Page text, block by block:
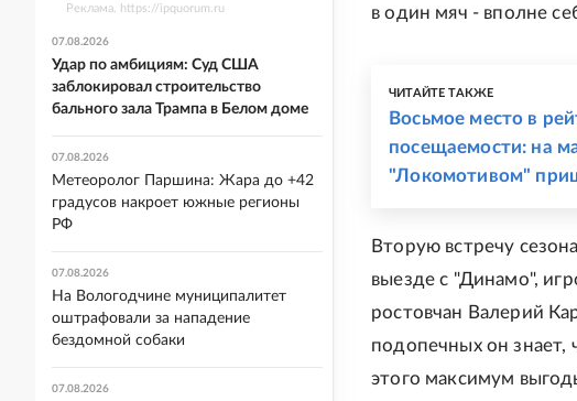
в один мяч - вполне
ЧИТАЙТЕ ТАКЖЕ
Восьмое место в
посещаемости: на
"Локомотивом"
Вторую встречу
выезде с "Динамо",
ростовчан Валерий
подопечных он знает,
этого максимум
Реклама. https://ipquorum.ru
07.08.2026
Удар по амбициям: Суд США
заблокировал строительство
бального зала Трампа в Белом доме
07.08.2026
Метеоролог Паршина: Жара до +42
градусов накроет южные регионы
РФ
07.08.2026
На Вологодчине муниципалитет
оштрафовали за нападение
бездомной собаки
07.08.2026